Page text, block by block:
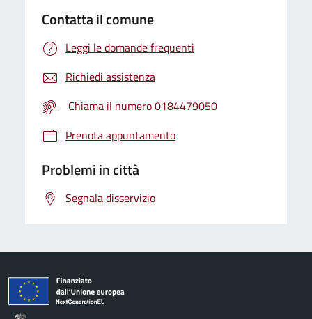
Contatta il comune
Leggi le domande frequenti
Richiedi assistenza
Chiama il numero 0184479050
Prenota appuntamento
Problemi in città
Segnala disservizio